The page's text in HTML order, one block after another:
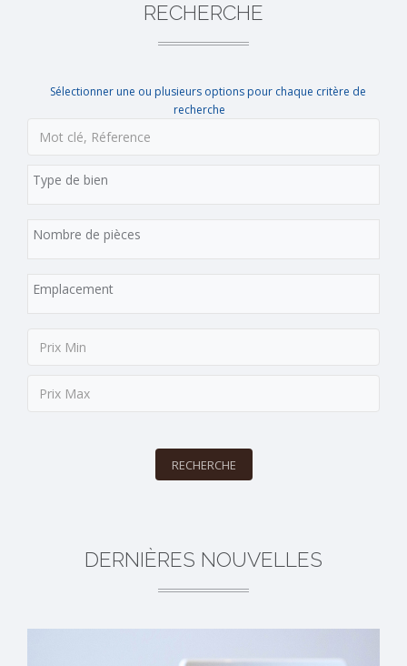
RECHERCHE
Sélectionner une ou plusieurs options pour chaque critère de
recherche
RECHERCHE
DERNIÈRES NOUVELLES